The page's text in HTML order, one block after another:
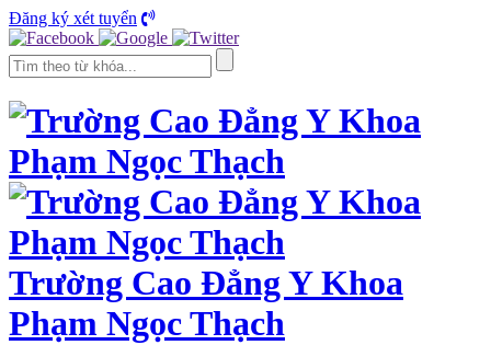
Đăng ký xét tuyển
Trường Cao Đẳng Y Khoa
Phạm Ngọc Thạch